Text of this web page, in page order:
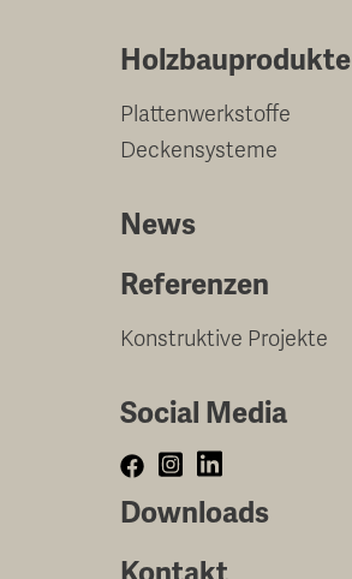
Holzbauprodukte
Plattenwerkstoffe
Deckensysteme
News
Referenzen
Konstruktive Projekte
Social Media
Downloads